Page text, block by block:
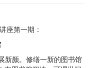
座第一期：
新颜。修缮一新的图书馆